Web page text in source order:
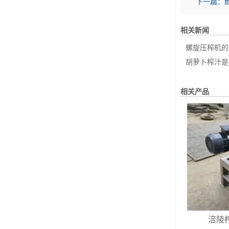
相关新闻
螺旋压榨机
胡萝卜榨汁
相关产品
涪陵